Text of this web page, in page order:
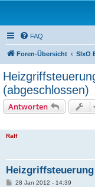
FAQ
Foren-Übersicht SIxO
(abgeschlossen)
Antworten
Ralf
B28 Jan 2012 - 14:39